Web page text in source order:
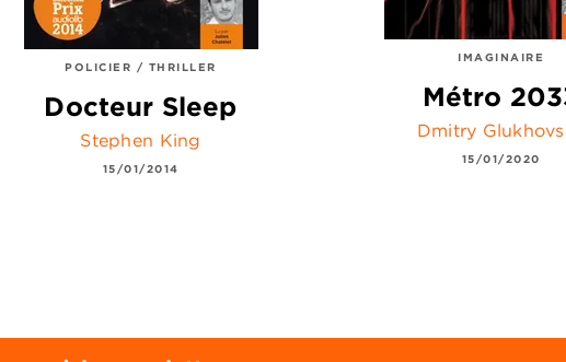
POLICIER / THRILLER
Docteur Sleep
Stephen King
15/01/2014
IMAGINAIRE
Métro
Dmitry
15/01/2020